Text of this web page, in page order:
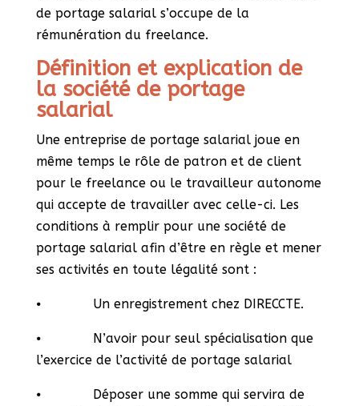
de portage salarial s’occupe de la
rémunération du freelance.
Définition et explication de
la société de portage
salarial
Une entreprise de portage salarial joue en
même temps le rôle de patron et de client
pour le freelance ou le travailleur autonome
qui accepte de travailler avec celle-ci. Les
conditions à remplir pour une société de
portage salarial afin d’être en règle et mener
ses activités en toute légalité sont :
⦁ Un enregistrement chez DIRECCTE.
⦁ N’avoir pour seul spécialisation que
l’exercice de l’activité de portage salarial
⦁ Déposer une somme qui servira de